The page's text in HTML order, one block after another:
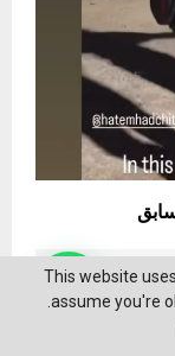
This website
assume you're